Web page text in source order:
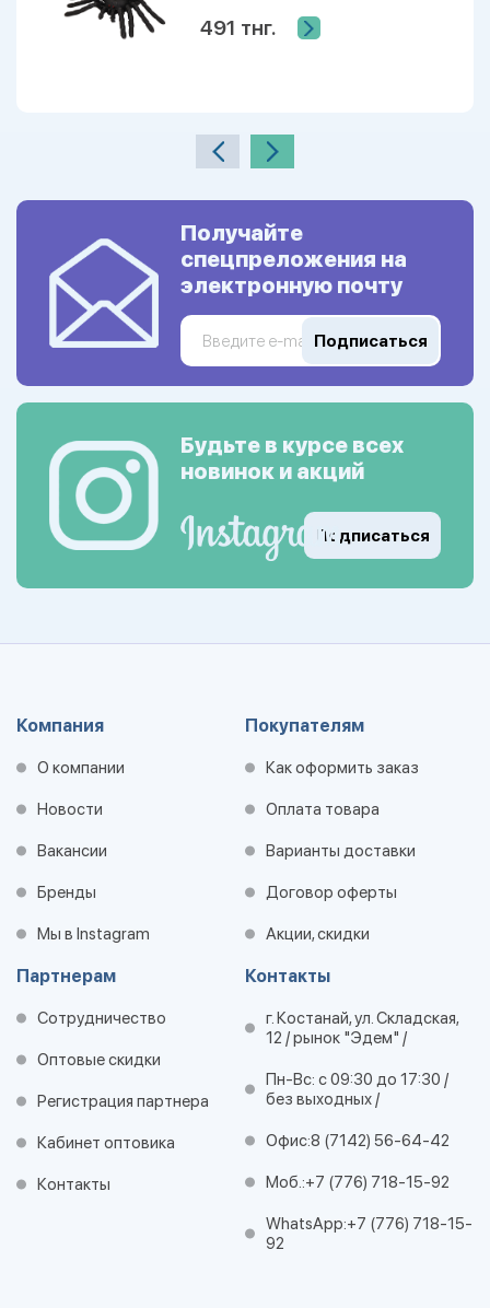
491 тнг.
Получайте
спецпреложения на
электронную почту
Подписаться
Будьте в курсе всех
новинок и акций
Подписаться
Компания
О компании
Новости
Вакансии
Бренды
Мы в Instagram
Покупателям
Как оформить заказ
Оплата товара
Варианты доставки
Договор оферты
Акции, скидки
Партнерам
Сотрудничество
Оптовые скидки
Регистрация партнера
Кабинет оптовика
Контакты
Контакты
г. Костанай, ул. Складская,
12 / рынок "Эдем" /
Пн-Вс: с 09:30 до 17:30 /
без выходных /
Офис:8 (7142) 56-64-42
Моб.:+7 (776) 718-15-92
WhatsApp:+7 (776) 718-15-
92